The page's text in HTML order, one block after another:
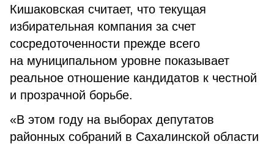
Кишаковская считает, что текущая
избирательная компания за счет
сосредоточенности прежде всего
на муниципальном уровне показывает
реальное отношение кандидатов к честной
и прозрачной борьбе.
«В этом году на выборах депутатов
районных собраний в Сахалинской области